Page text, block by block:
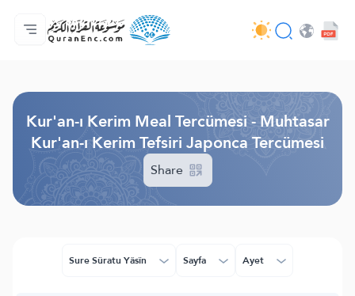
Anasayfa
Mealler Fihristi
Audio
Geliştirici Hizmetleri - API
Proje Hakkında
Biz bilen hab
Geçerli dil
Kur'an-ı Kerim Meal Tercümesi - Muhtasar
Kur'an-ı Kerim Tefsiri Japonca Tercümesi
Share
Sure Sûratu Yâsîn Sayfa Ayet